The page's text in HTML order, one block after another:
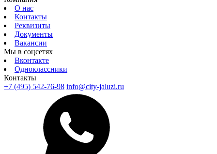
О нас
Контакты
Реквизиты
Документы
Вакансии
Мы в соцсетях
Вконтакте
Одноклассники
Контакты
+7 (495) 542-76-98 info@city-jaluzi.ru